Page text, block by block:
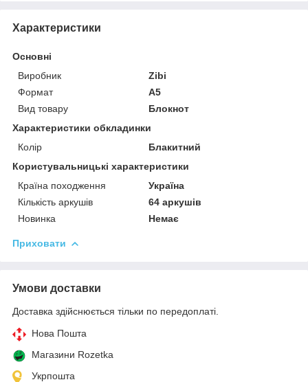
Характеристики
Основні
Виробник
Zibi
Формат
A5
Вид товару
Блокнот
Характеристики обкладинки
Колір
Блакитний
Користувальницькі характеристики
Країна походження
Україна
Кількість аркушів
64 аркушів
Новинка
Немає
Приховати
Умови доставки
Доставка здійснюється тільки по передоплаті.
Нова Пошта
Магазини Rozetka
Укрпошта